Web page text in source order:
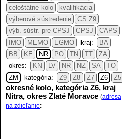
celoštátne kolo
kvalifikácia
výberové sústredenie
CS Z9
výb. sústr. pre CPSJ
CPSJ
CAPS
IMO
MEMO EGMO kraj:
BA
BB
KE NR PO TN TT
ZA
okres:
KN LV NR NZ SA
TO
ZM
kategória: Z9 Z8 Z7 Z6 Z5
okresné kolo, kategória Z6, kraj
Nitra, okres Zlaté Moravce (adresa
na zdieľanie: